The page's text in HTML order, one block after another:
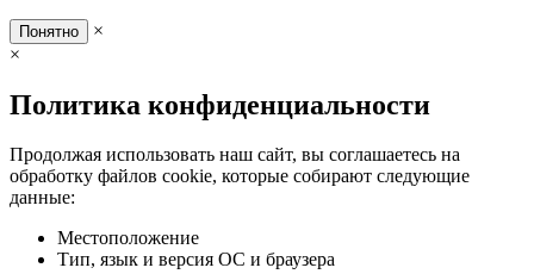
Понятно
×
×
Политика конфиденциальности
Продолжая использовать наш сайт, вы соглашаетесь на
обработку файлов cookie, которые собирают следующие
данные:
Местоположение
Тип, язык и версия ОС и браузера